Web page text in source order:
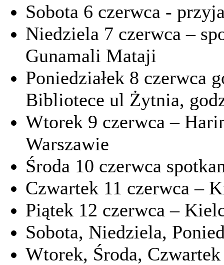
Sobota 6 czerwca -
Niedziela 7 czerwca –
Gunamali Mataji
Poniedziałek 8 czerwca
Bibliotece ul Żytnia,
Wtorek 9 czerwca –
Warszawie
Środa 10 czerwca
Czwartek 11 czerwca –
Piątek 12 czerwca –
Sobota, Niedziela,
Wtorek, Środa,